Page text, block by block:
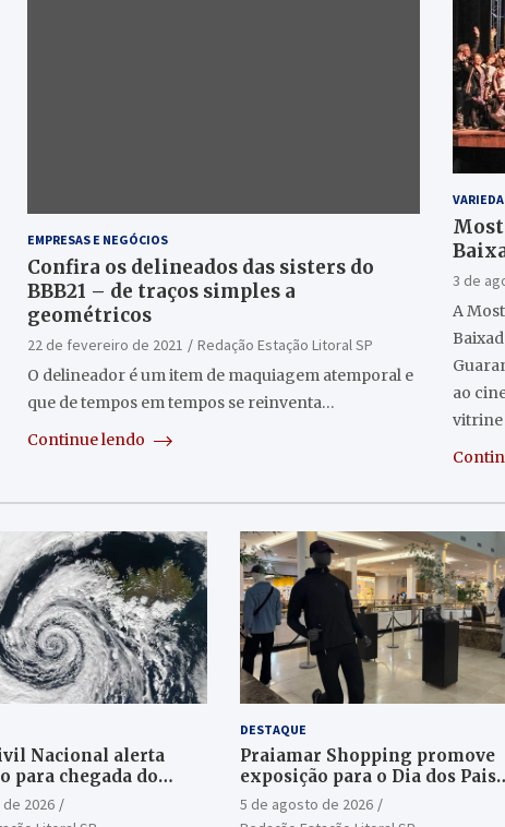
EMPRESAS E NEGÓCIOS
Confira os delineados das sisters do
BBB21 – de traços simples a
geométricos
22 de fevereiro de 2021
Redação Estação Litoral SP
O delineador é um item de maquiagem atemporal e
que de tempos em tempos se reinventa…
Continue lendo
(6/8)
3 de
A
ao
vitrine
Nacional alerta
para chegada do
2026
DESTAQUE
Praiamar Shopping promove
exposição para o Dia dos Pais
em Santos
5 de agosto de 2026